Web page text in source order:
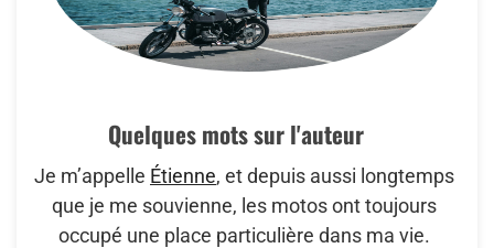
Quelques mots sur l'auteur
Je m’appelle Étienne, et depuis aussi longtemps
que je me souvienne, les motos ont toujours
occupé une place particulière dans ma vie.